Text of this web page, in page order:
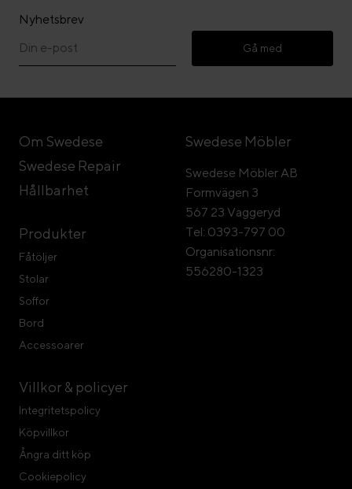
Nyhetsbrev
Gå med
Om Swedese
Swedese Repair
Hållbarhet
Produkter
Fåtöljer
Stolar
Soffor
Bord
Accessoarer
Villkor & policyer
Integritetspolicy
Köpvillkor
Ångra ditt köp
Cookiepolicy
Swedese Möbler
Swedese Möbler AB
Formvägen 3
567 23 Vaggeryd
Tel: 0393-797 00
Organisationsnr:
556280-1323